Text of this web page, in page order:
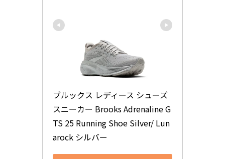
ブルックス レディース シューズ
スニーカー Brooks Adrenaline G
TS 25 Running Shoe Silver/ Lun
arock シルバー